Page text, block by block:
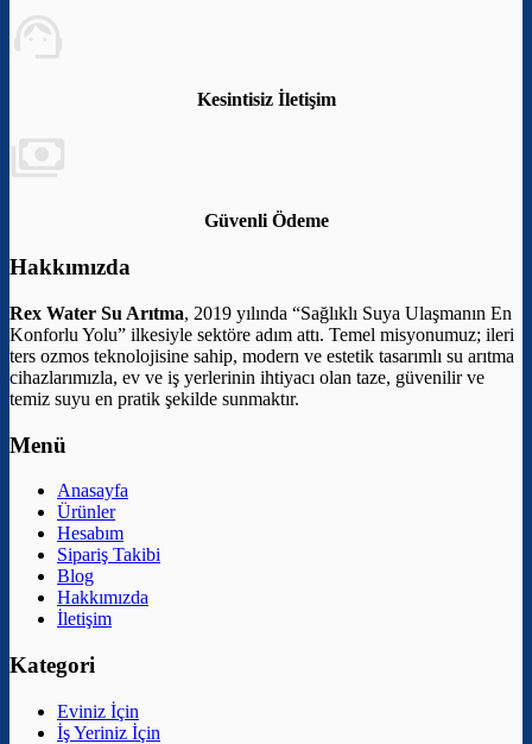
Kesintisiz İletişim
Güvenli Ödeme
Hakkımızda
Rex Water Su Arıtma, 2019 yılında “Sağlıklı Suya Ulaşmanın En
Konforlu Yolu” ilkesiyle sektöre adım attı. Temel misyonumuz; ileri
ters ozmos teknolojisine sahip, modern ve estetik tasarımlı su arıtma
cihazlarımızla, ev ve iş yerlerinin ihtiyacı olan taze, güvenilir ve
temiz suyu en pratik şekilde sunmaktır.
Menü
Anasayfa
Ürünler
Hesabım
Sipariş Takibi
Blog
Hakkımızda
İletişim
Kategori
Eviniz İçin
İş Yeriniz İçin